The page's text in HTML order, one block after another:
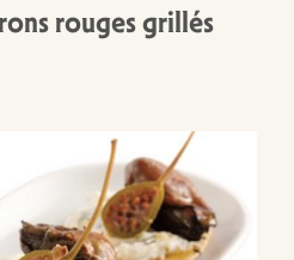
rouges grillés